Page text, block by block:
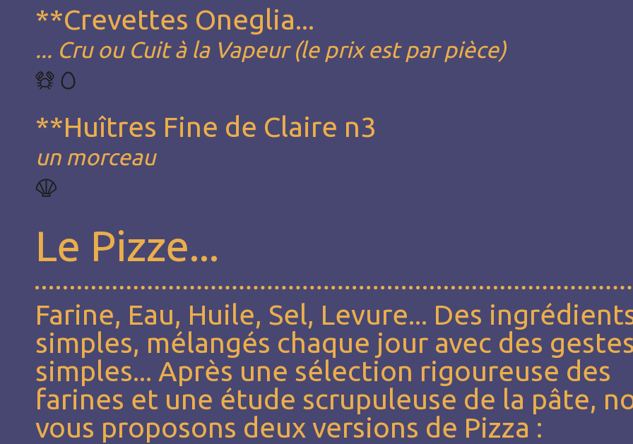
**Crevettes Oneglia...
... Cru ou Cuit à la Vapeur (le prix est par pièce)
**Huîtres Fine de Claire n3
un morceau
Le Pizze...
Farine, Eau, Huile, Sel, Levure... Des
simples, mélangés chaque jour avec des gestes
simples... Après une sélection rigoureuse des
farines et une étude scrupuleuse de la pâte,
vous proposons deux versions de Pizza :